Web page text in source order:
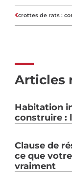
Articles
Habitation
construire :
Clause de
ce que
vraiment